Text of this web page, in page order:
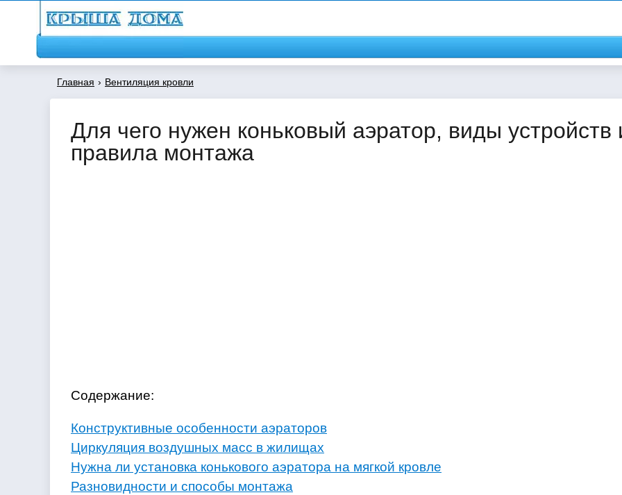
Главная › Вентиляция кровли
Для чего нужен коньковый аэратор, виды устройств
правила монтажа
Содержание:
Конструктивные особенности аэраторов
Циркуляция воздушных масс в жилищах
Нужна ли установка конькового аэратора на мягкой кровле
Разновидности и способы монтажа